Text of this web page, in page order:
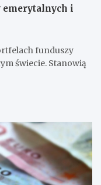
emerytalnych i
funduszy
świecie. Stanowią